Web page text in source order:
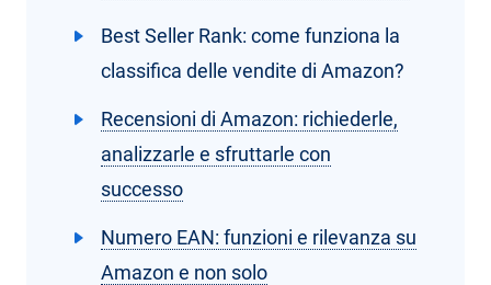
Best Seller Rank: come funziona la
classifica delle vendite di Amazon?
Recensioni di Amazon: richiederle,
analizzarle e sfruttarle con
successo
Numero EAN: funzioni e rilevanza su
Amazon e non solo